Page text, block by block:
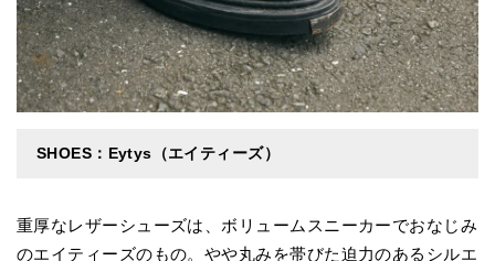
SHOES：Eytys（エイティーズ）
重厚なレザーシューズは、ボリュームスニーカーでおなじみ
のエイティーズのもの。やや丸みを帯びた迫力のあるシルエ